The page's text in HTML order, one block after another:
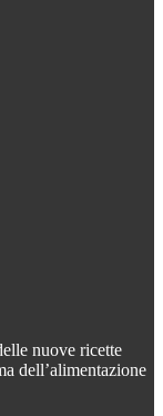
nuove ricette
dell’alimentazione